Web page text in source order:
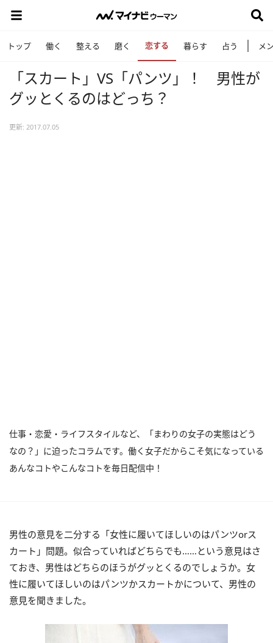
トップ 働く 整える 磨く 恋する 暮らす 占う メ
「スカート」VS「パンツ」！ 男性が
グッとくるのはどっち？
更新: 2017.07.05
仕事・恋愛・ライフスタイルなど、「まわりの女子の実態はどう
なの？」に迫ったコラムです。働く女子だからこそ気になっている
あんなコトやこんなコトを毎日配信中！
男性の意見を二分する「女性に履いてほしいのはパンツorス
カート」問題。似合っていればどちらでも……という意見はさ
ておき、男性はどちらのほうがグッとくるのでしょうか。女
性に履いてほしいのはパンツかスカートかについて、男性の
意見を聞きました。